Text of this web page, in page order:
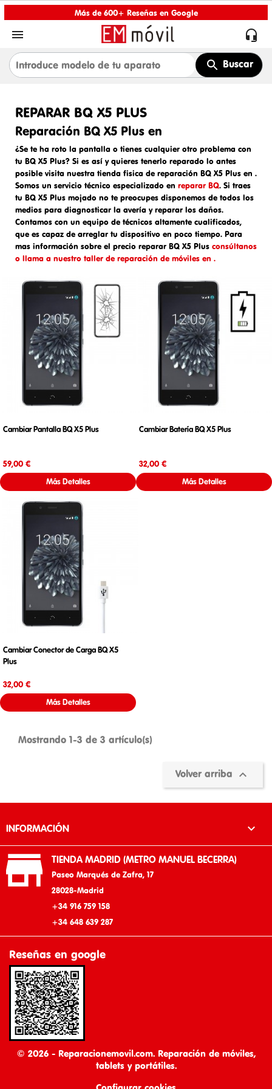
Más de 600+ Reseñas en Google
 
Buscar
REPARAR BQ X5 PLUS
Reparación BQ X5 Plus en
¿Se te ha roto la pantalla o tienes cualquier otro problema con
tu BQ X5 Plus? Si es así y quieres tenerlo reparado lo antes
posible visita nuestra tienda fisica de reparación BQ X5 Plus en .
Somos un servicio técnico especializado en reparar BQ. Si traes
tu BQ X5 Plus mojado no te preocupes disponemos de todos los
medios para diagnosticar la avería y reparar los daños.
Contamos con un equipo de técnicos altamente cualificados,
que es capaz de arreglar tu dispositivo en poco tiempo. Para
mas información sobre el precio reparar BQ X5 Plus consúltanos
o llama a nuestro taller de reparación de móviles en .
Cambiar Pantalla BQ X5 Plus
59,00 €
Más Detalles
Cambiar Batería BQ X5 Plus
32,00 €
Más Detalles
Cambiar Conector de Carga BQ X5
Plus
32,00 €
Más Detalles
Mostrando 1-3 de 3 artículo(s)
Volver arriba 
INFORMACIÓN 
 TIENDA MADRID (METRO MANUEL BECERRA)
Paseo Marqués de Zafra, 17
28028-Madrid
+34 916 759 158
+34 648 639 287
Reseñas en google
© 2026 - Reparacionemovil.com. Reparación de móviles,
tablets y portátiles.